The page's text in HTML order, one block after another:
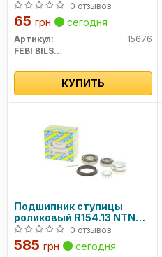
0 отзывов
65 грн сегодня
Артикул:
15676
FEBI BILSTEIN
КУПИТЬ
Подшипник ступицы
роликовый R154.13 NTN
SNR
0 отзывов
585 грн сегодня